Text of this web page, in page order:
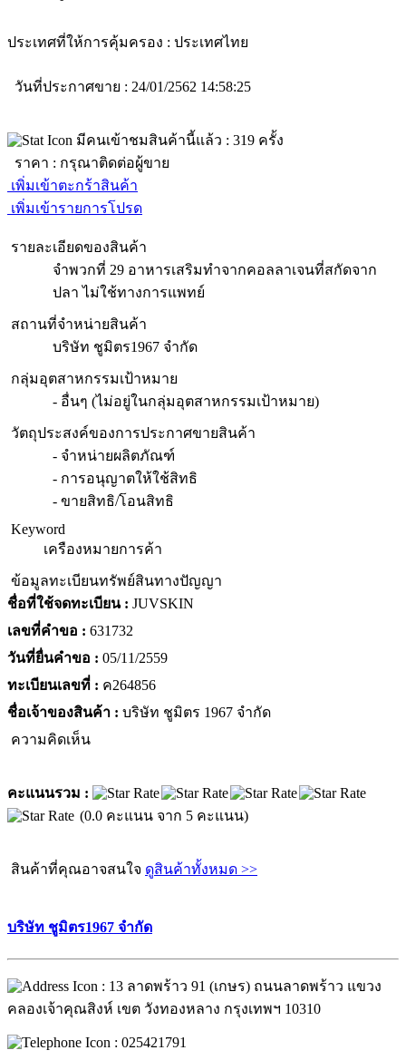
ประเทศที่ให้การคุ้มครอง : ประเทศไทย
วันที่ประกาศขาย : 24/01/2562 14:58:25
มีคนเข้าชมสินค้านี้แล้ว : 319 ครั้ง
ราคา : กรุณาติดต่อผู้ขาย
เพิ่มเข้าตะกร้าสินค้า
เพิ่มเข้ารายการโปรด
รายละเอียดของสินค้า
จำพวกที่ 29 อาหารเสริมทำจากคอลลาเจนที่สกัดจาก
ปลา ไม่ใช้ทางการแพทย์
สถานที่จำหน่ายสินค้า
บริษัท ชูมิตร1967 จำกัด
กลุ่มอุตสาหกรรมเป้าหมาย
- อื่นๆ (ไม่อยู่ในกลุ่มอุตสาหกรรมเป้าหมาย)
วัตถุประสงค์ของการประกาศขายสินค้า
- จำหน่ายผลิตภัณฑ์
- การอนุญาตให้ใช้สิทธิ
- ขายสิทธิ/โอนสิทธิ
Keyword
เครืองหมายการค้า
ข้อมูลทะเบียนทรัพย์สินทางปัญญา
ชื่อที่ใช้จดทะเบียน : JUVSKIN
เลขที่คำขอ : 631732
วันที่ยื่นคำขอ : 05/11/2559
ทะเบียนเลขที่ : ค264856
ชื่อเจ้าของสินค้า : บริษัท ชูมิตร 1967 จำกัด
ความคิดเห็น
คะแนนรวม :
(0.0 คะแนน จาก 5 คะแนน)
สินค้าที่คุณอาจสนใจ ดูสินค้าทั้งหมด >>
บริษัท ชูมิตร1967 จำกัด
: 13 ลาดพร้าว 91 (เกษร) ถนนลาดพร้าว แขวง
คลองเจ้าคุณสิงห์ เขต วังทองหลาง กรุงเทพฯ 10310
: 025421791